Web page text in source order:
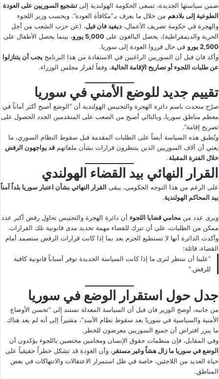
ضمن سياستها الجديدة، تسعى الحكومة الهولندية إلى تشجيع السوريين على العودة
الطوعية إلى بلادهم من خلال ما يعرف بـ”مكافأة العودة”. وبحسب وزير اللجوء
والهجرة في حكومة تصريف الأعمال، ديفيد فان فيل، (عن حزب الشعب من أجل
الحرية والديمقراطية)، يحصل البالغون على 5,000 يورو
، بينما يحصل الأطفال على
2,500 يورو
في حال قرروا العودة إلى سوريا.
وأكد فان فيل أن السوريين الراغبين في الاستفادة من هذا البرنامج يجب أن يتنازلوا
عن طلبات اللجوء أو تصاريح الإقامة الحالية، وفقاً لقرار مجلس الوزراء.
تقييم جديد للوضع الأمني في سوريا
صرّح متحدث باسم دائرة الهجرة والتجنيس الهولندية أن “الوضع أصبح أكثر أماناً في
معظم مناطق سوريا، وبالتالي أصبح من الصعب على المتقدمين الجدد الحصول على
تصريح إقامة”.
وتُطبق هذه السياسة أيضاً على الطلبات المقدمة قبل سقوط النظام السوري، ما
يعني أن آلاف السوريين الذين ينتظرون قرارات بشأن ملفاتهم قد يواجهون الرفض
خلال الفترة المقبلة.
القرار النهائي بيد القضاء الهولندي
على الرغم من هذا التوجه الحكومي، يبقى القرار النهائي بشأن اعتبار سوريا بلداً آمناً
بيد المحاكم الهولندية.
ويرى عدد من محامي قضايا اللجوء أن دائرة الهجرة والتجنيس تحاول رفض أكبر عدد
ممكن من الطلبات، على أن تترك للقضاء مهمة تحديد مدى قانونية تلك القرارات.
وأكدت الدائرة أنها لا تستطيع الجزم بعد بما إذا كانت قرارات الرفض ستصمد أمام
القضاء، قائلة:
“علينا أن ننتظر لنرى ما إذا كانت السياسة الجديدة توفر أسباباً قانونية كافية
للرفض.”
جدل حول استقرار الوضع في سوريا
من جانبه، أوضح الوزير فان فيل أن السياسة المعدلة تستند إلى “تحسن الأوضاع
الأمنية والسياسية في سوريا بعد سقوط نظام الأسد”، مشيراً إلى أنه لم يعد هناك
ما يبرر افتراض أن جميع السوريين معرضون للخطر.
وفي المقابل، فإن منظمات حقوق الإنسان ومحامين مختصين باللجوء يؤكدون أن
الوضع في سوريا ما زال هشاً وغير مستقر ، وأن العودة قد تشكل خطراً حقيقياً على
حياة العديد من اللاجئين، خاصة في ظل استمرار الاعتقالات والانتهاكات في بعض
المناطق.